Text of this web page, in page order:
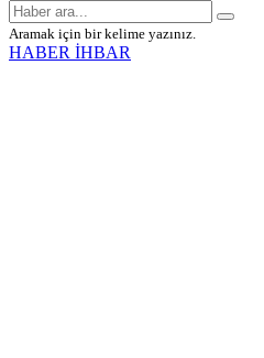
Aramak için bir kelime yazınız.
HABER İHBAR